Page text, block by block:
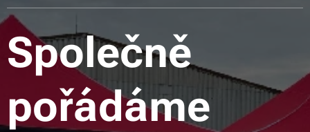
Společně
pořádáme